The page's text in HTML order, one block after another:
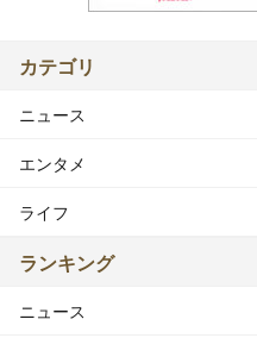
カテゴリ
ニュース
エンタメ
ライフ
ランキング
ニュース